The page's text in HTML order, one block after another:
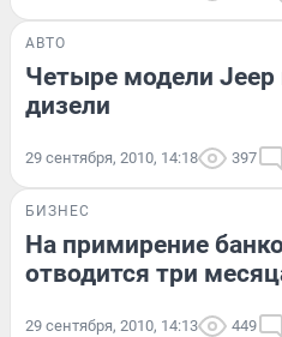
АВТО
Четыре модели Jeep
дизели
29 сентября, 2010, 14:18 397
БИЗНЕС
На примирение
отводится три
29 сентября, 2010, 14:13 449